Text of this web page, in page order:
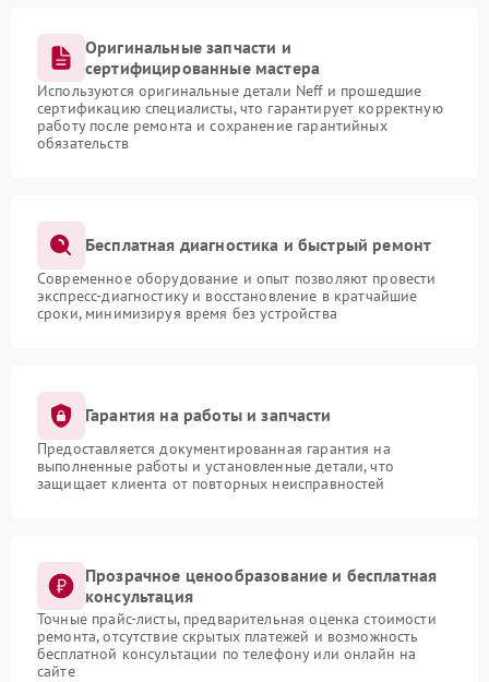
Оригинальные запчасти и
сертифицированные мастера
Используются оригинальные детали Neff и прошедшие
сертификацию специалисты, что гарантирует корректную
работу после ремонта и сохранение гарантийных
обязательств
Бесплатная диагностика и быстрый ремонт
Современное оборудование и опыт позволяют провести
экспресс-диагностику и восстановление в кратчайшие
сроки, минимизируя время без устройства
Гарантия на работы и запчасти
Предоставляется документированная гарантия на
выполненные работы и установленные детали, что
защищает клиента от повторных неисправностей
Прозрачное ценообразование и бесплатная
консультация
Точные прайс-листы, предварительная оценка стоимости
ремонта, отсутствие скрытых платежей и возможность
бесплатной консультации по телефону или онлайн на
сайте